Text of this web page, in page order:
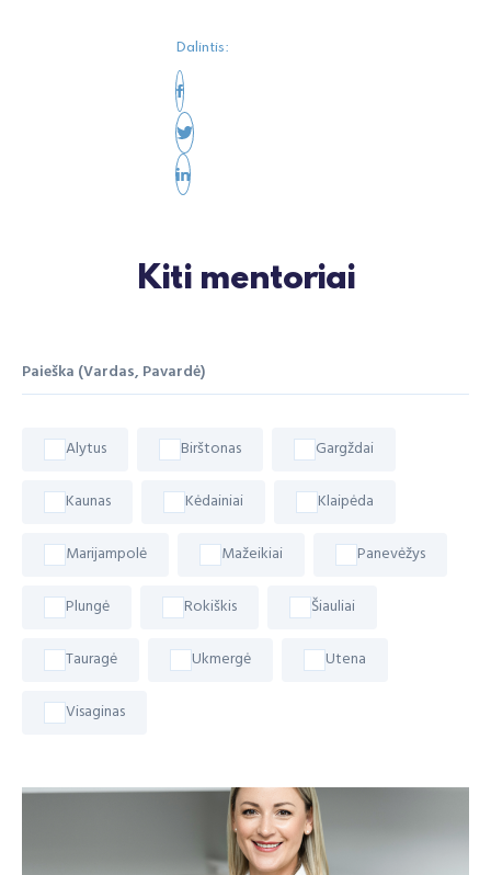
Dalintis:
Kiti mentoriai
Paieška (Vardas, Pavardė)
Alytus Birštonas Gargždai
Kaunas Kėdainiai Klaipėda
Marijampolė Mažeikiai Panevėžys
Plungė Rokiškis Šiauliai
Tauragė Ukmergė Utena
Visaginas